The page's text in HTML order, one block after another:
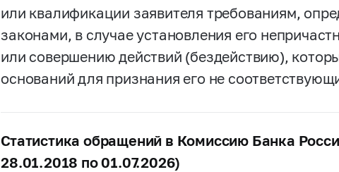
или квалификации заявителя требованиям,
законами, в случае установления его
или совершению действий (бездействию),
оснований для признания его не
Статистика обращений в Комиссию Банка
28.01.2018 по 01.07.2026)